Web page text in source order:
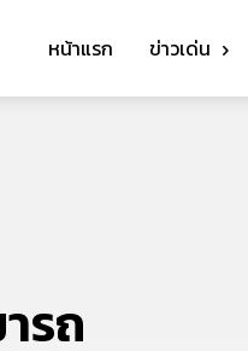
หน้าแรก ข่าวเด่น
รถ